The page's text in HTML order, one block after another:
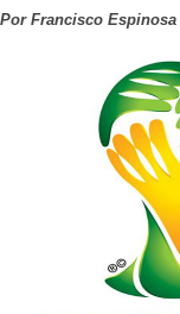
Por Francisco Espinosa